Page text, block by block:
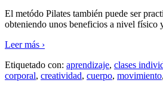
El metódo Pilates también puede ser
obteniendo unos beneficios a nivel físico
Leer más ›
Etiquetado con: aprendizaje, clases
corporal, creatividad, cuerpo, movimiento,